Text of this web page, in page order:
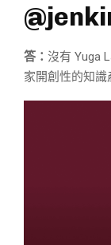
答： 沒有 Yuga
家開創性的知識